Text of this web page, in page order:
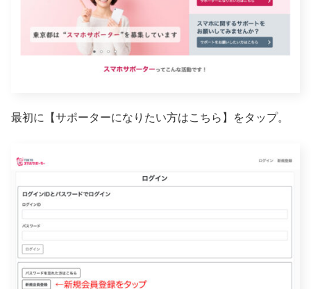
最初に【サポーターになりたい方はこちら】をタップ。